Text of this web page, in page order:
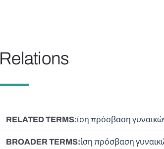
Relations
RELATED TERMS ίση πρόσβαση
BROADER TERMS ίση πρόσβαση